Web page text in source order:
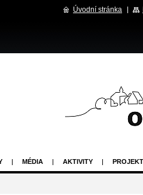
MÉDIA AKTIVITY
Úvodní stránka